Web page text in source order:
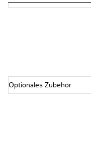
Optionales Zubehör